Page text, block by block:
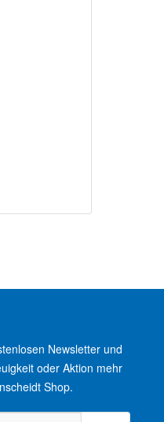
Newsletter und
oder Aktion mehr
Shop.